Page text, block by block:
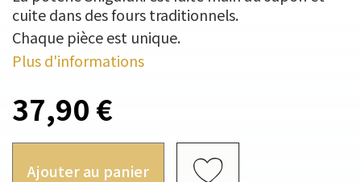
cuite dans des fours traditionnels.
Chaque pièce est unique.
Plus d'informations
37,90 €
Ajouter au panier